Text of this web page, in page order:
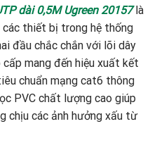
dài 0,5M Ugreen 20157là
thiết bị trong hệ thống
đầu chắc chắn với lõi dây
mang đến hiệu xuất kết
chuẩn mạng cat6 thông
PVC chất lượng cao giúp
chịu các ảnh hưởng xấu từ